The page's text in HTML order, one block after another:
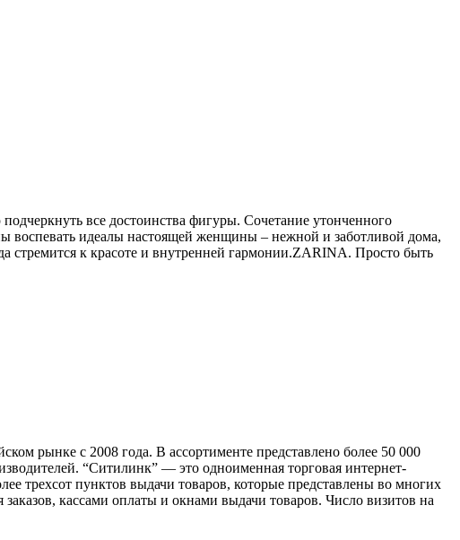
все достоинства фигуры. Сочетание утонченного
воспевать идеалы настоящей женщины – нежной и заботливой дома,
стремится к красоте и внутренней гармонии.ZARINA. Просто быть
рынке с 2008 года. В ассортименте представлено более 50 000
“Ситилинк” — это одноименная торговая интернет-
трехсот пунктов выдачи товаров, которые представлены во многих
кассами оплаты и окнами выдачи товаров. Число визитов на